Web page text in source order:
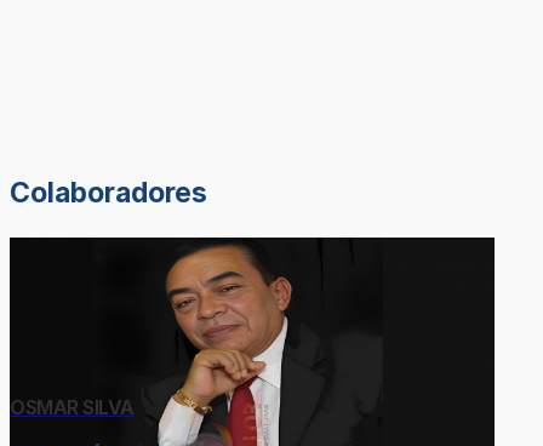
Colaboradores
OSMAR SILVA